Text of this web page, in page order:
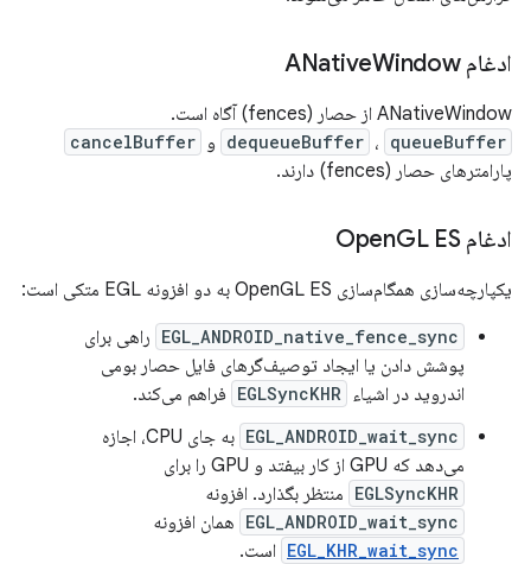
ادغام ANativeWindow
ANativeWindow از حصار (fences) آگاه است.
dequeueBuffer ، queueBuffer و cancelBuffer
پارامترهای حصار (fences) دارند.
ادغام OpenGL ES
یکپارچه‌سازی همگام‌سازی OpenGL ES به دو افزونه EGL متکی است:
EGL_ANDROID_native_fence_sync راهی برای
پوشش دادن یا ایجاد توصیف‌گرهای فایل حصار بومی
اندروید در اشیاء EGLSyncKHR فراهم می‌کند.
EGL_ANDROID_wait_sync
به جای CPU، اجازه
می‌دهد که GPU از کار بیفتد و GPU را برای
EGLSyncKHR منتظر بگذارد. افزونه
EGL_ANDROID_wait_sync همان افزونه
EGL_KHR_wait_sync است.